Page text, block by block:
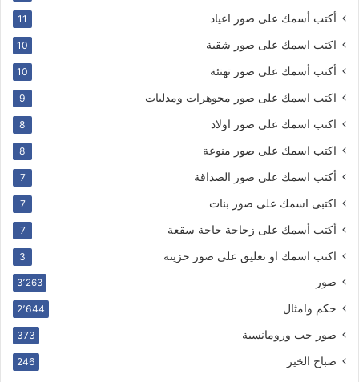
أكتب أسمك على صور اعياد 11
اكتب اسمك على صور شقية 10
أكتب أسمك على صور تهنئة 10
اكتب اسمك على صور مجوهرات ومدليات 9
اكتب اسمك على صور اولاد 8
اكتب اسمك على صور منوعة 8
أكتب اسمك على صور الصداقة 7
اكتبى اسمك على صور بنات 7
أكتب أسمك على زجاجة حاجة سقعة 7
اكتب اسمك او تعليق على صور حزينة 3
صور 3٬263
حكم وامثال 2٬644
صور حب ورومانسية 373
صباح الخير 246